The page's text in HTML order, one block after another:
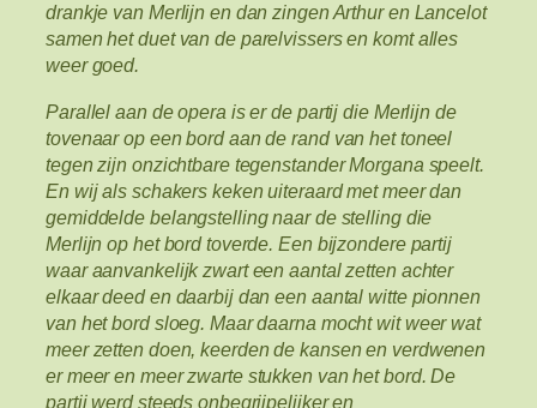
drankje van Merlijn en dan zingen Arthur en Lancelot
samen het duet van de parelvissers en komt alles
weer goed.
Parallel aan de opera is er de partij die Merlijn de
tovenaar op een bord aan de rand van het toneel
tegen zijn onzichtbare tegenstander Morgana speelt.
En wij als schakers keken uiteraard met meer dan
gemiddelde belangstelling naar de stelling die
Merlijn op het bord toverde. Een bijzondere partij
waar aanvankelijk zwart een aantal zetten achter
elkaar deed en daarbij dan een aantal witte pionnen
van het bord sloeg. Maar daarna mocht wit weer wat
meer zetten doen, keerden de kansen en verdwenen
er meer en meer zwarte stukken van het bord. De
partij werd steeds onbegrijpelijker en